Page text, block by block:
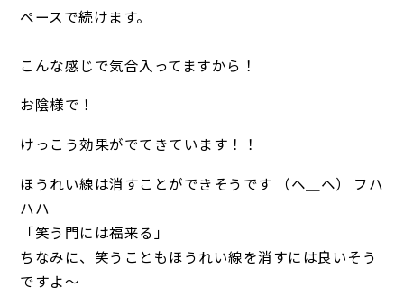
ペースで続けます。
こんな感じで気合入ってますから！
お陰様で！
けっこう効果がでてきています！！
ほうれい線は消すことができそうです （ヘ＿ヘ） フハ
ハハ
「笑う門には福来る」
ちなみに、笑うこともほうれい線を消すには良いそう
ですよ～